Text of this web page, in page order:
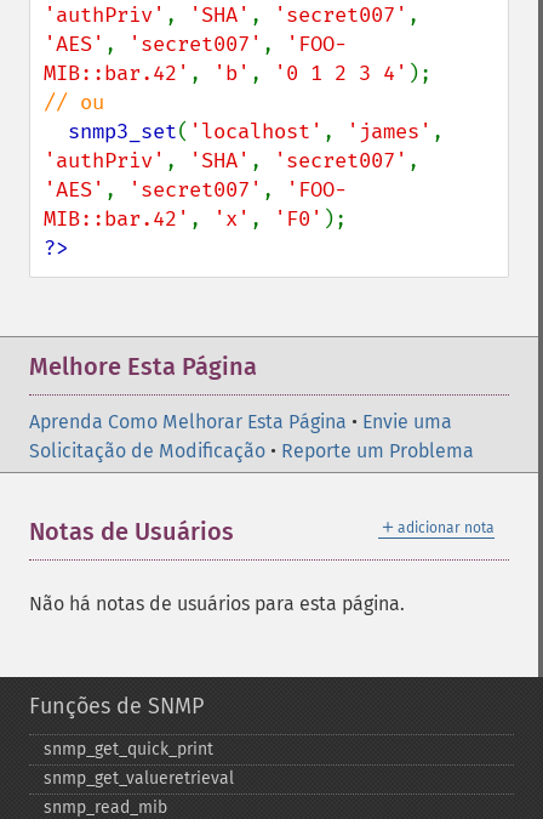
'authPriv' , 'SHA' , 'secret007'
'AES' , 'secret007' ,
'FOO-
MIB::bar.42' , 'b' , '0 1 2 3 4'
// ou
snmp3_set( 'localhost' , 'james'
'authPriv' , 'SHA' , 'secret007'
'AES' , 'secret007' ,
'FOO-
MIB::bar.42' , 'x' , 'F0'
?>
Melhore Esta Página
Aprenda Como Melhorar Esta Página • Envie uma
Solicitação de Modificação • Reporte um Problema
＋ adicionar nota
Notas de Usuários
Não há notas de usuários para esta página.
Funções de SNMP
snmp_​get_​quick_​print
snmp_​get_​valueretrieval
snmp_​read_​mib